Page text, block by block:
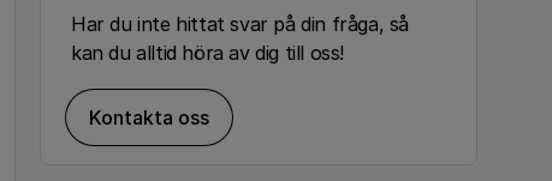
Har du inte hittat svar på din fråga, så
kan du alltid höra av dig till oss!
Kontakta oss